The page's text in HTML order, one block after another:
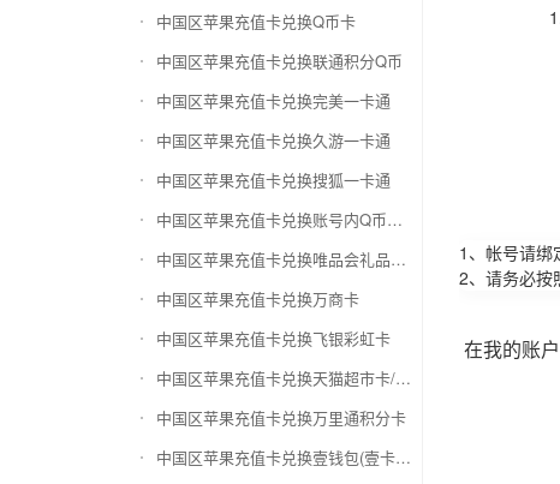
中国区苹果充值卡兑换Q币卡
中国区苹果充值卡兑换联通积分Q币
中国区苹果充值卡兑换完美一卡通
中国区苹果充值卡兑换久游一卡通
中国区苹果充值卡兑换搜狐一卡通
中国区苹果充值卡兑换账号内Q币寄售（维护中）
中国区苹果充值卡兑换唯品会礼品卡(唯品卡)
中国区苹果充值卡兑换万商卡
中国区苹果充值卡兑换飞银彩虹卡
中国区苹果充值卡兑换天猫超市卡/享淘卡
中国区苹果充值卡兑换万里通积分卡
中国区苹果充值卡兑换壹钱包(壹卡会)
1、帐号请绑
2、请务必按
在我的账